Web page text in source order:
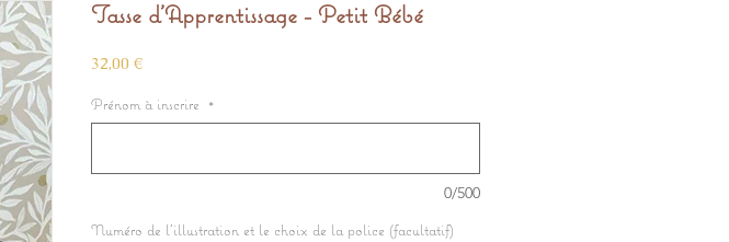
Tasse d'Apprentissage - Petit Bébé
32,00 €Prix
Prénom à inscrire *
0/500
Numéro de l’illustration et le choix de la police (facultatif)